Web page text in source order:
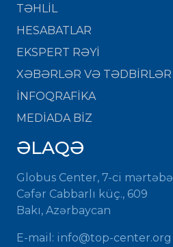
TƏHLİL
HESABATLAR
EKSPERT RƏYİ
XƏBƏRLƏR VƏ TƏDBİRLƏR
İNFOQRAFİKA
MEDİADA BİZ
ƏLAQƏ
Globus Center, 7-ci mərtəbə
Cəfər Cabbarlı küç., 609
Bakı, Azərbaycan
E-mail: info@top-center.org